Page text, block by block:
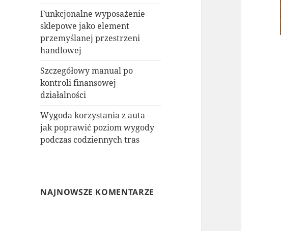
Funkcjonalne wyposażenie
sklepowe jako element
przemyślanej przestrzeni
handlowej
Szczegółowy manual po
kontroli finansowej
działalności
Wygoda korzystania z auta –
jak poprawić poziom wygody
podczas codziennych tras
NAJNOWSZE KOMENTARZE